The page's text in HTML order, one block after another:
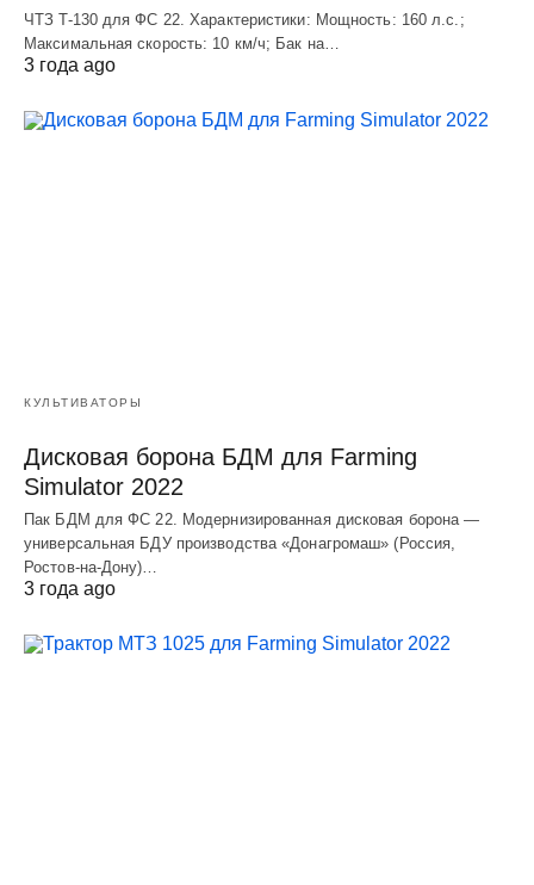
ЧТЗ T-130 для ФС 22. Характеристики: Мощноcть: 160 л.c.;
Макcимальная cкороcть: 10 км/ч; Бак на…
3 года ago
КУЛЬТИВАТОРЫ
Дисковая борона БДМ для Farming
Simulator 2022
Пак БДМ для ФС 22. Модернизированная дисковая борона —
универсальная БДУ производства «Донагромаш» (Россия,
Ростов-на-Дону)…
3 года ago